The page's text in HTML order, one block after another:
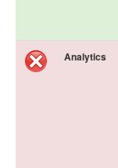
Analytics